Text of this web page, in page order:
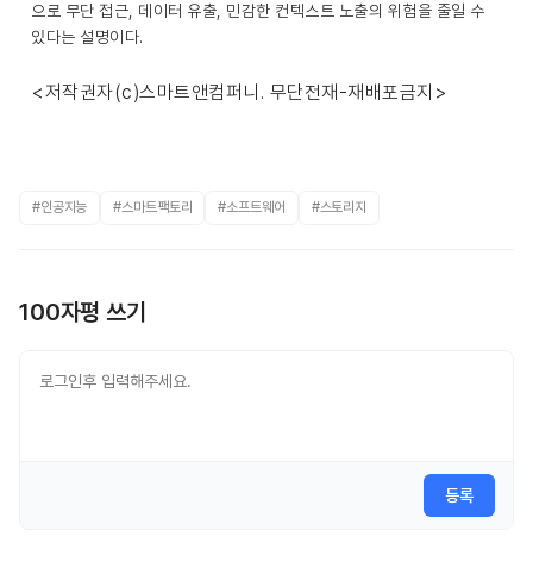
으로 무단 접근, 데이터 유출, 민감한 컨텍스트 노출의 위험을 줄일 수
있다는 설명이다.
<저작권자(c)스마트앤컴퍼니. 무단전재-재배포금지>
#인공지능 #스마트팩토리 #소프트웨어 #스토리지
100자평 쓰기
등록